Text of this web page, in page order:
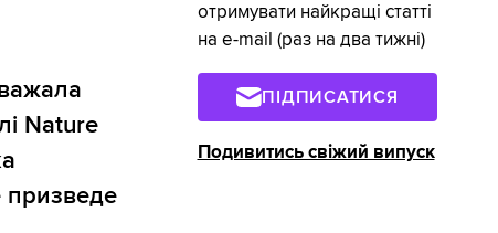
Nature
призведе
отримувати найкращі статті
на e-mail (раз на два тижні)
ПІДПИСАТИСЯ
Подивитись свіжий випуск